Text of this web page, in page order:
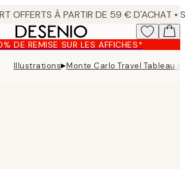
DE REMISE SUR LES AFFICHES*
Illustrations▸Monte Carlo Travel Tableau